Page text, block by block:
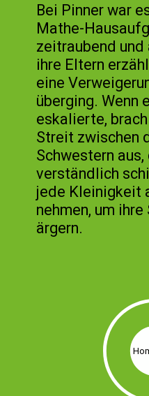
Bei Pinner war
Mathe-
zeitraubend und
ihre Eltern
eine
überging. Wenn
eskalierte,
Streit zwischen
Schwestern
verständlich
jede Kleinigkeit
nehmen, um
ärgern.